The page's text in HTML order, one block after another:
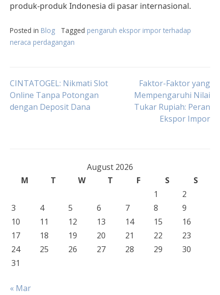
produk-produk Indonesia di pasar internasional.
Posted in Blog Tagged pengaruh ekspor impor terhadap
neraca perdagangan
Post
navigation
CINTATOGEL: Nikmati Slot
Online Tanpa Potongan
dengan Deposit Dana
Faktor-Faktor yang
Mempengaruhi Nilai
Tukar Rupiah: Peran
Ekspor Impor
August 2026
M
T W T F S
S
1
2
3
4 5 6 7 8
9
10
11 12 13 14 15
16
17
18 19 20 21 22
23
24
25 26 27 28 29
30
31
« Mar